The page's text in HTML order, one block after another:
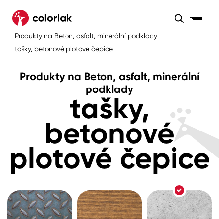
Maloobchod Velkoobchod Sortiment
systémy
Inspirace
Tónovací systémy
Kariéra Reference
Sortiment
Kov
Dřevo
Beton, asfalt, minerální podklady
Plast, sklo, keramika
Stěny
Fasády
Tónovací systémy
Colorlak Dekor
Colorlak Profi
Colorlak Pta
Sortiment
Produkty na Beton, asfalt, minerální podklady
tašky, betonové plotové čepice
Produkty na Beton, asfalt, minerální
podklady
tašky,
betonové
plotové čepice